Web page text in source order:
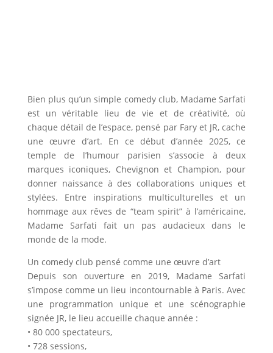
Bien plus qu’un simple comedy club, Madame Sarfati
est un véritable lieu de vie et de créativité, où
chaque détail de l’espace, pensé par Fary et JR, cache
une œuvre d’art. En ce début d’année 2025, ce
temple de l’humour parisien s’associe à deux
marques iconiques, Chevignon et Champion, pour
donner naissance à des collaborations uniques et
stylées. Entre inspirations multiculturelles et un
hommage aux rêves de “team spirit” à l’américaine,
Madame Sarfati fait un pas audacieux dans le
monde de la mode.
Un comedy club pensé comme une œuvre d’art
Depuis son ouverture en 2019, Madame Sarfati
s’impose comme un lieu incontournable à Paris. Avec
une programmation unique et une scénographie
signée JR, le lieu accueille chaque année :
• 80 000 spectateurs,
• 728 sessions,